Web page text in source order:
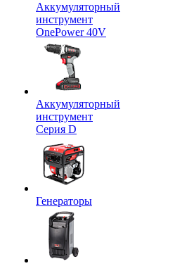
Аккумуляторный
инструмент
OnePower 40V
Аккумуляторный
инструмент
Серия D
Генераторы